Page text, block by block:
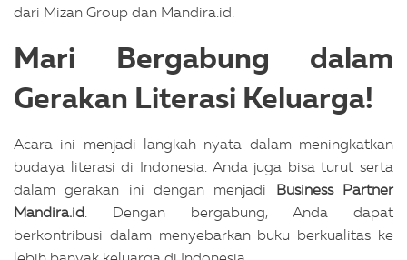
dari Mizan Group dan Mandira.id.
Mari Bergabung dalam
Gerakan Literasi Keluarga!
Acara ini menjadi langkah nyata dalam meningkatkan
budaya literasi di Indonesia. Anda juga bisa turut serta
dalam gerakan ini dengan menjadi Business Partner
Mandira.id. Dengan bergabung, Anda dapat
berkontribusi dalam menyebarkan buku berkualitas ke